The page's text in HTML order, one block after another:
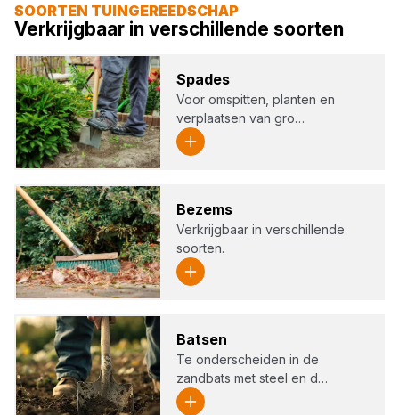
SOORTEN TUINGEREEDSCHAP
Verkrijgbaar in verschillende soorten
Spa­des
Voor omspitten, planten en
verplaatsen van gro…
Bezems
Verkrijgbaar in verschillende
soorten.
Bat­sen
Te onderscheiden in de
zandbats met steel en d…